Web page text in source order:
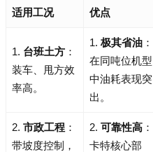
适用工况 优点
1. 台班土方 ：
装车、甩方效
率高。
1. 极其省油 ：
在同吨位机型
中油耗表现突
出。
2. 市政工程 ：
带坡度控制，
2. 可靠性高 ：
卡特核心部